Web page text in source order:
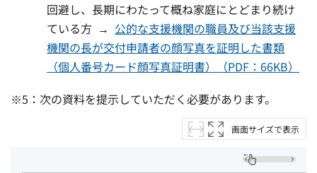
回避し、長期にわたって概ね家庭にとどまり続け
ている方 → 公的な支援機関の職員及び当該支援
機関の長が交付申請者の顔写真を証明した書類
（個人番号カード顔写真証明書）（PDF：66KB）
※5：次の資料を提示していただく必要があります。
画面サイズで表示